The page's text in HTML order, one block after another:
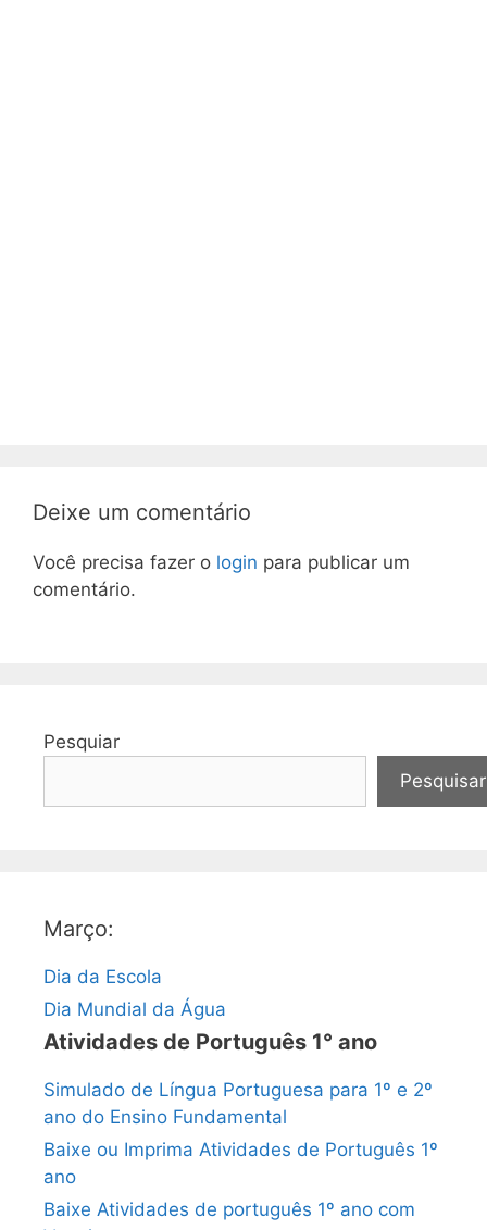
Deixe um comentário
Você precisa fazer o login para publicar um
comentário.
Pesquiar
Pesquisar
Março:
Dia da Escola
Dia Mundial da Água
Atividades de Português 1° ano
Simulado de Língua Portuguesa para 1º e 2º
ano do Ensino Fundamental
Baixe ou Imprima Atividades de Português 1º
ano
Baixe Atividades de português 1º ano com